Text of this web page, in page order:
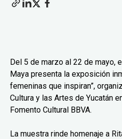
Del 5 de marzo al 22 de mayo,
Maya presenta la exposición
femeninas que inspiran”,
Cultura y las Artes de Yucatán
Fomento Cultural BBVA.
La muestra rinde homenaje a